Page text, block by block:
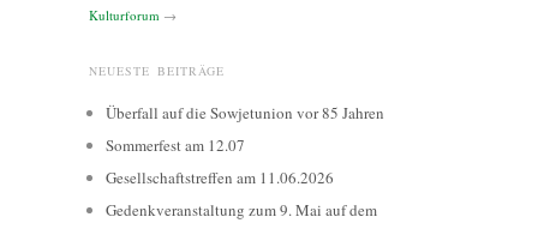
Kulturforum →
NEUESTE BEITRÄGE
Überfall auf die Sowjetunion vor 85 Jahren
Sommerfest am 12.07
Gesellschaftstreffen am 11.06.2026
Gedenkveranstaltung zum 9. Mai auf dem